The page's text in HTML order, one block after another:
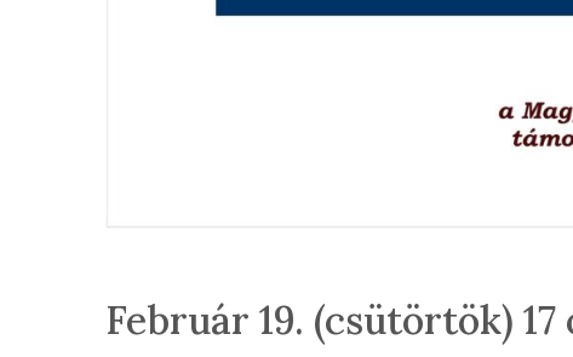
Február 19. (csütörtök) 17